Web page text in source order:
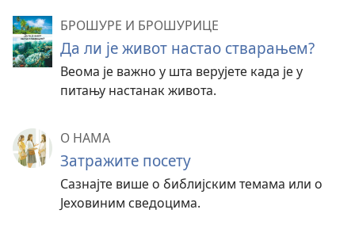
БРОШУРЕ И БРОШУРИЦЕ
Да ли је живот настао стварањем?
Веома је важно у шта верујете када је у
питању настанак живота.
О НАМА
Затражите посету
Сазнајте више о библијским темама или о
Јеховиним сведоцима.